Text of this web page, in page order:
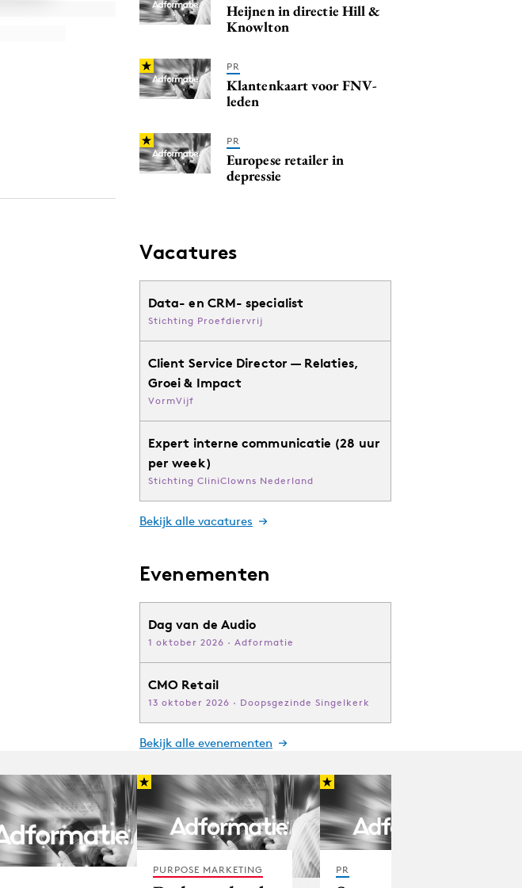
Heijnen in directie Hill &
Knowlton
PR
Klantenkaart voor FNV-
leden
PR
Europese retailer in
depressie
Vacatures
Data- en CRM- specialist
Stichting Proefdiervrij
Client Service Director — Relaties,
Groei & Impact
VormVijf
Expert interne communicatie (28 uur
per week)
Stichting CliniClowns Nederland
Bekijk alle vacatures
Evenementen
Dag van de Audio
1 oktober 2026 · Adformatie
CMO Retail
13 oktober 2026 · Doopsgezinde Singelkerk
Bekijk alle evenementen
PURPOSE MARKETING PR